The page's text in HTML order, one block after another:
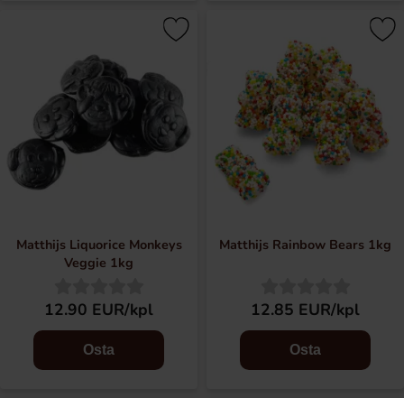
Matthijs Liquorice Monkeys
Veggie 1kg
12.90 EUR/kpl
Osta
Matthijs Rainbow Bears 1kg
12.85 EUR/kpl
Osta